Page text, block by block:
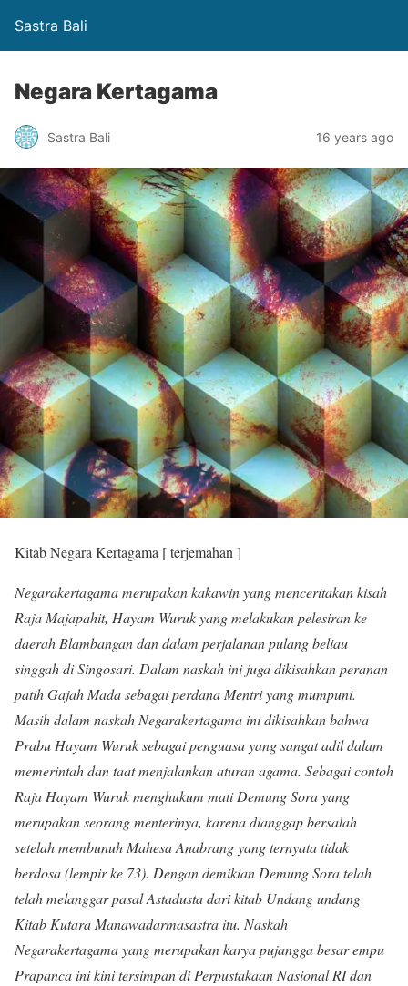
Sastra Bali
Negara Kertagama
Sastra Bali 16 years ago
Kitab Negara Kertagama [ terjemahan ]
Negarakertagama merupakan kakawin yang menceritakan kisah
Raja Majapahit, Hayam Wuruk yang melakukan pelesiran ke
daerah Blambangan dan dalam perjalanan pulang beliau
singgah di Singosari. Dalam naskah ini juga dikisahkan peranan
patih Gajah Mada sebagai perdana Mentri yang mumpuni.
Masih dalam naskah Negarakertagama ini dikisahkan bahwa
Prabu Hayam Wuruk sebagai penguasa yang sangat adil dalam
memerintah dan taat menjalankan aturan agama. Sebagai contoh
Raja Hayam Wuruk menghukum mati Demung Sora yang
merupakan seorang menterinya, karena dianggap bersalah
setelah membunuh Mahesa Anabrang yang ternyata tidak
berdosa (lempir ke 73). Dengan demikian Demung Sora telah
telah melanggar pasal Astadusta dari kitab Undang undang
Kitab Kutara Manawadarmasastra itu. Naskah
Negarakertagama yang merupakan karya pujangga besar empu
Prapanca ini kini tersimpan di Perpustakaan Nasional RI dan